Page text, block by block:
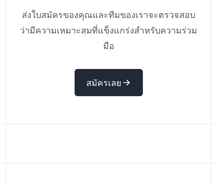
ส่งใบสมัครของคุณและทีมของเราจะตรวจสอบ
ว่ามีความเหมาะสมที่แข็งแกร่งสำหรับความร่วม
มือ
สมัครเลย